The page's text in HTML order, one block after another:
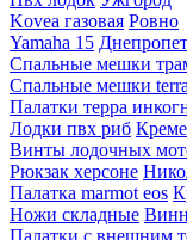
Kovea газовая Ровно
Yamaha 15
Спальные мешки
Спальные мешки terra
Палатки терра
Лодки пвх риб
Винты лодочных
Рюкзак херсоне
Палатка marmot eos
Ножи складные
Палатки с внешним